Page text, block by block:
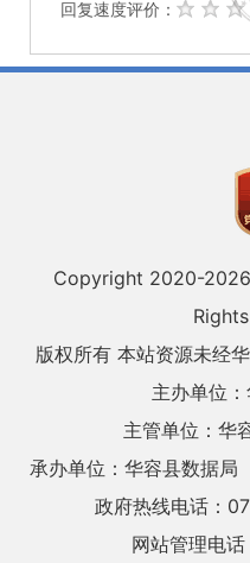
回复速度评价：
Copyright 2020-
版权所有 本站资源未经
主办单位
主管单位：华
承办单位：华容县数据局
政府热线电话：
网站管理电